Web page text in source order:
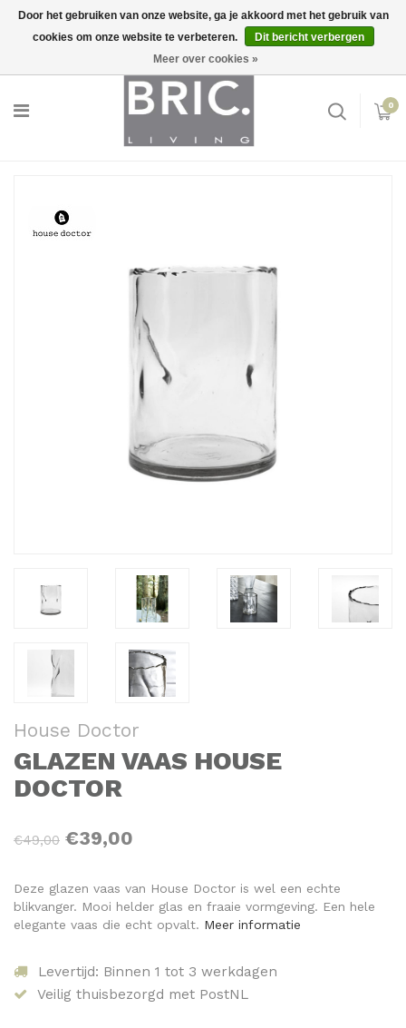
Inloggen
0
House Doctor
GLAZEN VAAS HOUSE
DOCTOR
€49,00 €39,00
Deze glazen vaas van House Doctor is wel een echte
blikvanger. Mooi helder glas en fraaie vormgeving. Een hele
elegante vaas die echt opvalt. Meer informatie
Levertijd: Binnen 1 tot 3 werkdagen
Veilig thuisbezorgd met PostNL
Door het gebruiken van onze website, ga je akkoord met het gebruik van
cookies om onze website te verbeteren.
Dit bericht verbergen
Meer over cookies »